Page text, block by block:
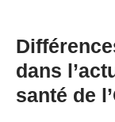
dans
santé de